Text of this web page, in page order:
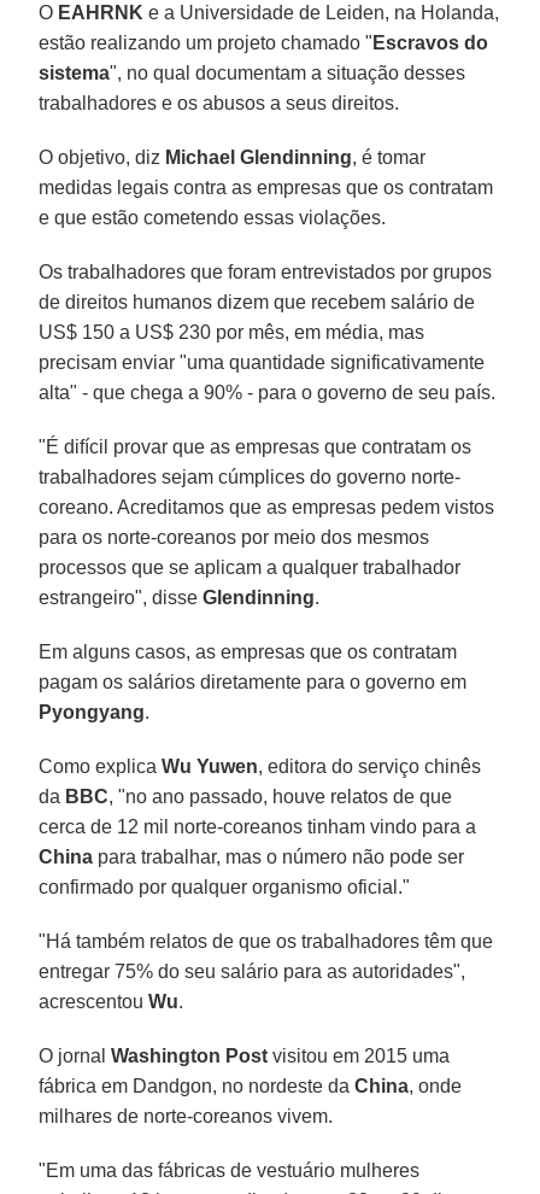
O EAHRNK e a Universidade de Leiden, na Holanda,
estão realizando um projeto chamado " Escravos do
sistema", no qual documentam a situação desses
trabalhadores e os abusos a seus direitos.
O objetivo, diz Michael Glendinning, é tomar
medidas legais contra as empresas que os contratam
e que estão cometendo essas violações.
Os trabalhadores que foram entrevistados por grupos
de direitos humanos dizem que recebem salário de
US$ 150 a US$ 230 por mês, em média, mas
precisam enviar "uma quantidade significativamente
alta" - que chega a 90% - para o governo de seu país.
"É difícil provar que as empresas que contratam os
trabalhadores sejam cúmplices do governo norte-
coreano. Acreditamos que as empresas pedem vistos
para os norte-coreanos por meio dos mesmos
processos que se aplicam a qualquer trabalhador
estrangeiro", disseGlendinning.
Em alguns casos, as empresas que os contratam
pagam os salários diretamente para o governo em
Pyongyang.
Como explicaWu Yuwen, editora do serviço chinês
da BBC, "no ano passado, houve relatos de que
cerca de 12 mil norte-coreanos tinham vindo para a
China para trabalhar, mas o número não pode ser
confirmado por qualquer organismo oficial."
"Há também relatos de que os trabalhadores têm que
entregar 75% do seu salário para as autoridades",
acrescentouWu.
O jornalWashington Post visitou em 2015 uma
fábrica em Dandgon, no nordeste daChina, onde
milhares de norte-coreanos vivem.
"Em uma das fábricas de vestuário mulheres